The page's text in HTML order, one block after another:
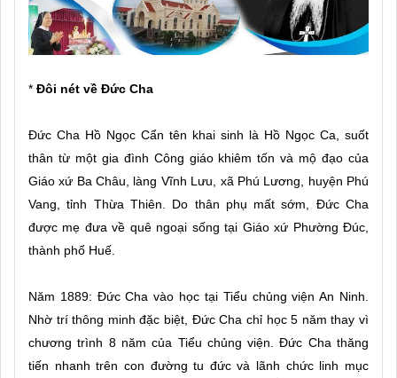
* Đôi nét về Đức Cha
Đức Cha Hồ Ngọc Cẩn tên khai sinh là Hồ Ngọc Ca, suốt
thân từ một gia đình Công giáo khiêm tốn và mộ đạo của
Giáo xứ Ba Châu, làng Vĩnh Lưu, xã Phú Lương, huyện Phú
Vang, tỉnh Thừa Thiên. Do thân phụ mất sớm, Đức Cha
được mẹ đưa về quê ngoại sống tại Giáo xứ Phường Đúc,
thành phố Huế.
Năm 1889: Đức Cha vào học tại Tiểu chủng viện An Ninh.
Nhờ trí thông minh đặc biệt, Đức Cha chỉ học 5 năm thay vì
chương trình 8 năm của Tiểu chủng viện. Đức Cha thăng
tiến nhanh trên con đường tu đức và lãnh chức linh mục